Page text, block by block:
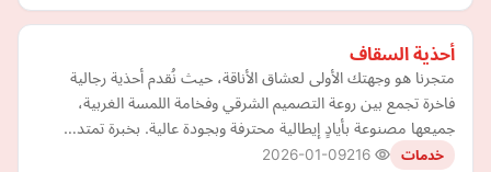
أحذية السقاف
متجرنا هو وجهتك الأولى لعشاق الأناقة، حيث نُقدم أحذية رجالية
فاخرة تجمع بين روعة التصميم الشرقي وفخامة اللمسة الغربية،
جميعها مصنوعة بأيادٍ إيطالية محترفة وبجودة عالية. بخبرة تمتد…
خدمات 2026-01-09